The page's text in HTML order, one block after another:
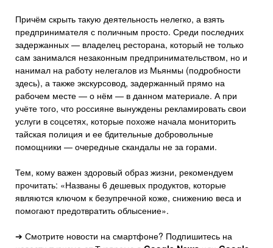
Причём скрыть такую деятельность нелегко, а взять
предпринимателя с поличным просто. Среди последних
задержанных — владелец ресторана, который не только
сам занимался незаконным предпринимательством, но и
нанимал на работу нелегалов из Мьянмы (подробности
здесь), а также экскурсовод, задержанный прямо на
рабочем месте — о нём — в данном материале. А при
учёте того, что россияне вынуждены рекламировать свои
услуги в соцсетях, которые похоже начала мониторить
тайская полиция и ее бдительные добровольные
помощники — очередные скандалы не за горами.
Тем, кому важен здоровый образ жизни, рекомендуем
прочитать: «Названы 6 дешевых продуктов, которые
являются ключом к безупречной коже, снижению веса и
помогают предотвратить облысение».
➔ Смотрите новости на смартфоне? Подпишитесь на